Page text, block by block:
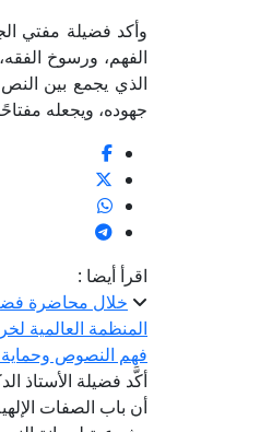
وأكد فضيلة مفتي
الفهم، ورسوخ
الذي يجمع بين النص
جهوده، ويجعله
اقرأ أيضا :
خلال محاضرة
المنظمة العالمية
فهم النصوص وحماية
أكَّد فضيلة الأستاذ
أن باب الصفات